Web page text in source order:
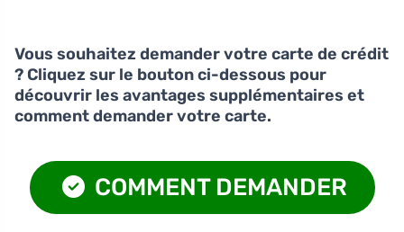
Vous souhaitez demander votre carte de crédit
? Cliquez sur le bouton ci-dessous pour
découvrir les avantages supplémentaires et
comment demander votre carte.
COMMENT DEMANDER